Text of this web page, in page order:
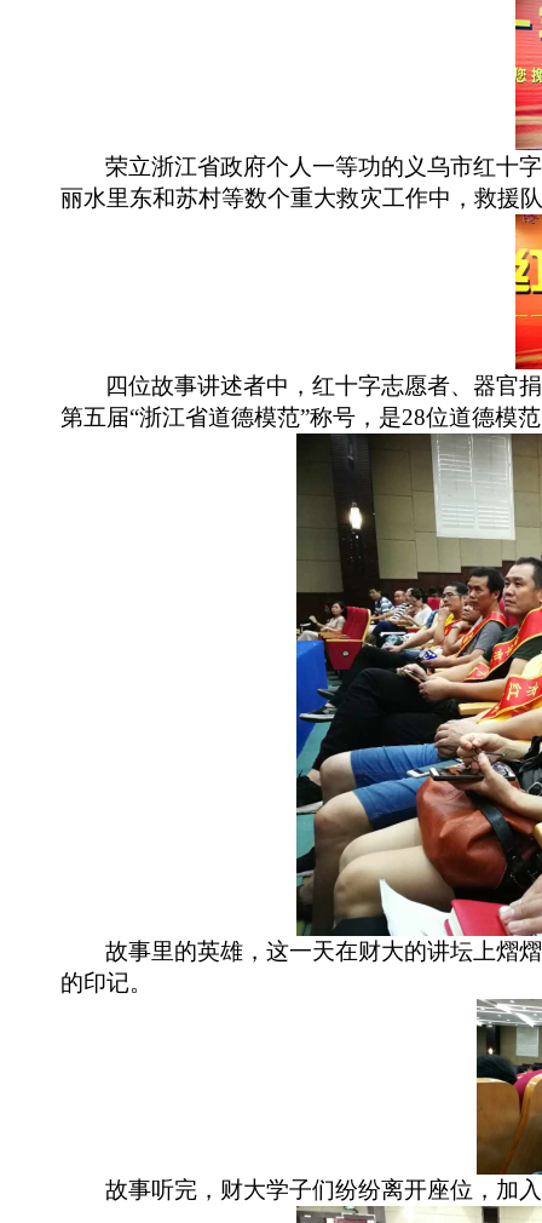
荣立浙江省政府个人一等功的义乌市红十
丽水里东和苏村等数个重大救灾工作中，救援
四位故事讲述者中，红十字志愿者、器官
第五届“浙江省道德模范”称号，是28位道德模
故事里的英雄，这一天在财大的讲坛上熠
的印记。
故事听完，财大学子们纷纷离开座位，加